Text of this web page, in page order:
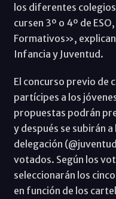
los diferentes
cursen 3º o 4º de
Formativos», explican
Infancia y Juventud.
El concurso previo de
partícipes a los
propuestas podrán
y después se subirán
delegación
votados. Según los
seleccionarán los
en función de los